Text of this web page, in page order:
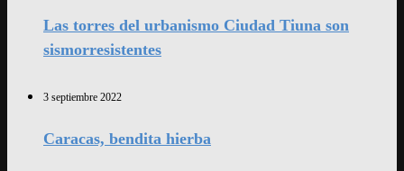
Las torres del urbanismo Ciudad Tiuna son
sismorresistentes
3 septiembre 2022
Caracas, bendita hierba